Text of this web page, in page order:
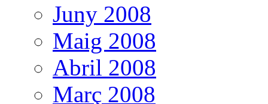
Juny 2008
Maig 2008
Abril 2008
Març 2008